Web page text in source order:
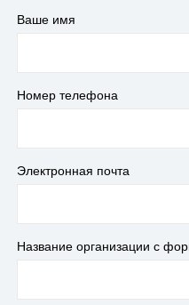
Ваше имя
Номер телефона
Электронная почта
Название организации с